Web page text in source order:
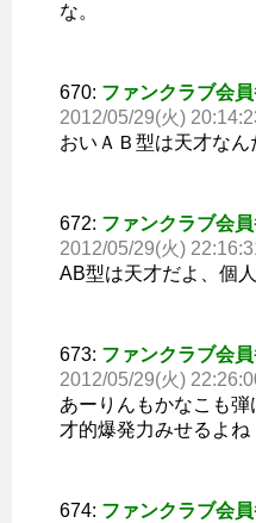
な。
670: ファンクラブ会
2012/05/29(火)
おいＡＢ型は天才なん
672: ファンクラブ会
2012/05/29(火)
AB型は天才だよ、個
673: ファンクラブ会
2012/05/29(火)
あーりんもかなこも
才的爆発力みせるよね
674: ファンクラブ会